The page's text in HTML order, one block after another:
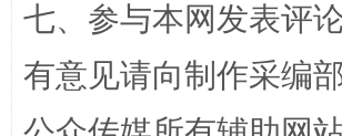
七、参与本网发表评
有意见请向制作采编